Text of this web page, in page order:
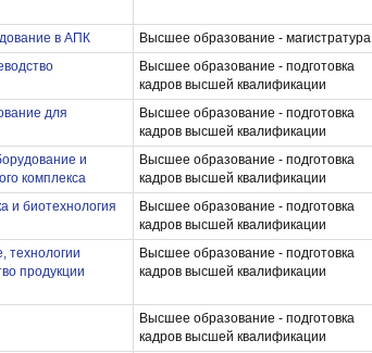
в АПК Высшее образование - магистратура
Высшее образование - подготовка
кадров высшей квалификации
для
Высшее образование - подготовка
кадров высшей квалификации
и
комплекса
Высшее образование - подготовка
кадров высшей квалификации
и биотехнология
Высшее образование - подготовка
кадров высшей квалификации
технологии
продукции
Высшее образование - подготовка
кадров высшей квалификации
Высшее образование - подготовка
кадров высшей квалификации